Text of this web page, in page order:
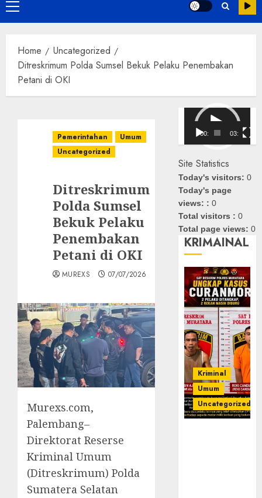
Primary
Menu
Home
Uncategorized
Ditreskrimum Polda Sumsel Bekuk Pelaku Penembakan
Petani di OKI
Pemerintahan
Umum
Uncategorized
Ditreskrimum
Polda Sumsel
Bekuk Pelaku
Penembakan
Petani di OKI
MUREXS 07/07/2026
Murexs.com,
Palembang–
Direktorat Reserse
Kriminal Umum
(Ditreskrimum) Polda
Sumatera Selatan
Pemutar
Video
00:00 03:08
Site Statistics
Today's visitors:0
Today's page
views: :0
Total visitors :0
Total page views:0
KRIMAINAL
Kriminal
Umum
Uncategorized